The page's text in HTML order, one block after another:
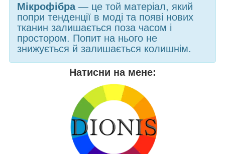
Мікрофібра— це той матеріал, який
попри тенденції в моді та появі нових
тканин залишається поза часом і
простором. Попит на нього не
знижується й залишається колишнім.
Натисни на мене: